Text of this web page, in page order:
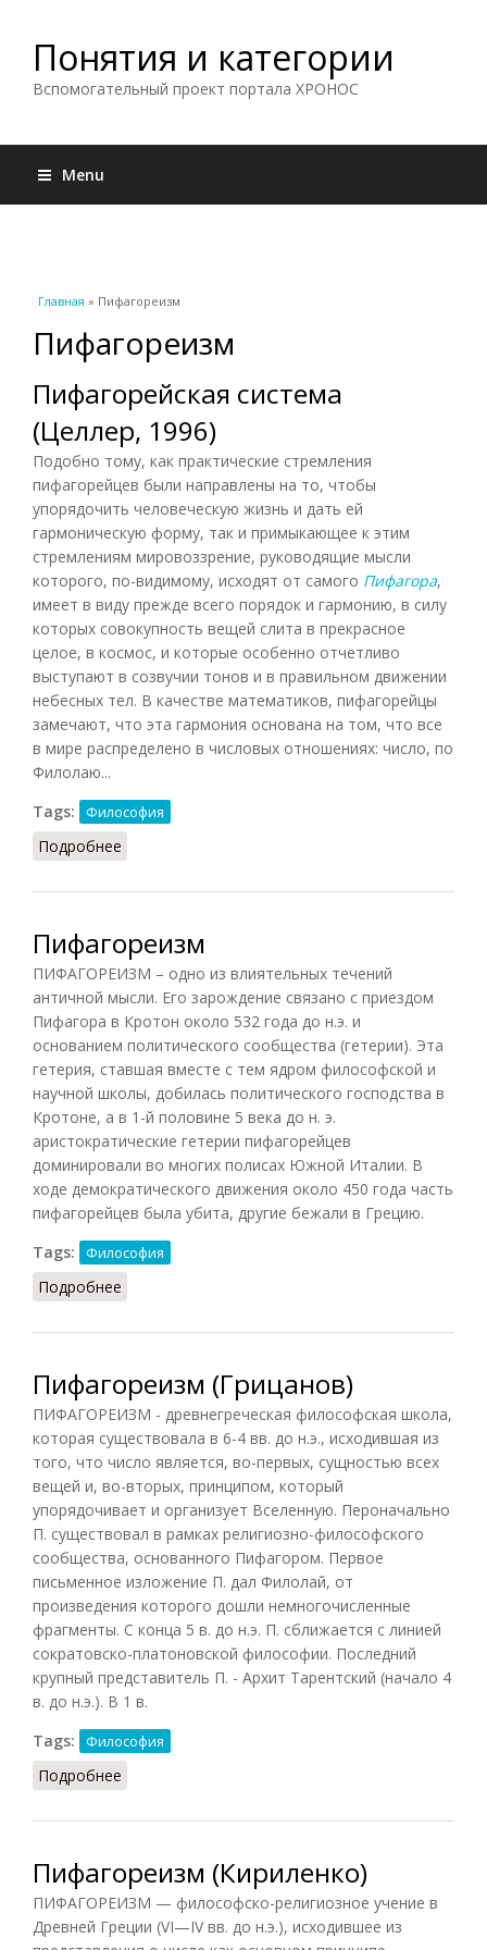
Понятия и категории
Вспомогательный проект портала ХРОНОС
Menu
Вы здесь
Главная » Пифагореизм
Пифагореизм
Пифагорейская система
(Целлер, 1996)
Подобно тому, как практические стремления
пифагорейцев были направлены на то, чтобы
упорядочить человеческую жизнь и дать ей
гармоническую форму, так и примыкающее к этим
стремлениям мировоззрение, руководящие мысли
которого, по-видимому, исходят от самого Пифагора,
имеет в виду прежде всего порядок и гармонию, в силу
которых совокупность вещей слита в прекрасное
целое, в космос, и которые особенно отчетливо
выступают в созвучии тонов и в правильном движении
небесных тел. В качестве математиков, пифагорейцы
замечают, что эта гармония основана на том, что все
в мире распределено в числовых отношениях: число, по
Филолаю...
Tags:
Философия
Подробнее
Пифагореизм
ПИФАГОРЕИЗМ – одно из влиятельных течений
античной мысли. Его зарождение связано с приездом
Пифагора в Кротон около 532 года до н.э. и
основанием политического сообщества (гетерии). Эта
гетерия, ставшая вместе с тем ядром философской и
научной школы, добилась политического господства в
Кротоне, а в 1-й половине 5 века до н. э.
аристократические гетерии пифагорейцев
доминировали во многих полисах Южной Италии. В
ходе демократического движения около 450 года часть
пифагорейцев была убита, другие бежали в Грецию.
Tags:
Философия
Подробнее
Пифагореизм (Грицанов)
ПИФАГОРЕИЗМ - древнегреческая философская школа,
которая существовала в 6-4 вв. до н.э., исходившая из
того, что число является, во-первых, сущностью всех
вещей и, во-вторых, принципом, который
упорядочивает и организует Вселенную. Пероначально
П. существовал в рамках религиозно-философского
сообщества, основанного Пифагором. Первое
письменное изложение П. дал Филолай, от
произведения которого дошли немногочисленные
фрагменты. С конца 5 в. до н.э. П. сближается с линией
сократовско-платоновской философии. Последний
крупный представитель П. - Архит Тарентский (начало 4
в. до н.э.). В 1 в.
Tags:
Философия
Подробнее
Пифагореизм (Кириленко)
ПИФАГОРЕИЗМ — философско-религиозное учение в
Древней Греции (VI—IV вв. до н.э.), исходившее из